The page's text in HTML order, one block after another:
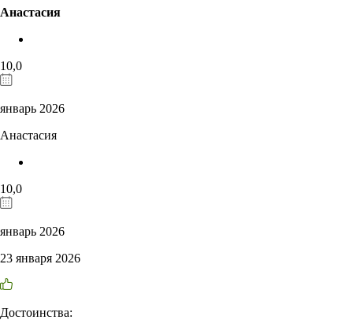
Анастасия
10,0
январь 2026
Анастасия
10,0
январь 2026
23 января 2026
Достоинства: